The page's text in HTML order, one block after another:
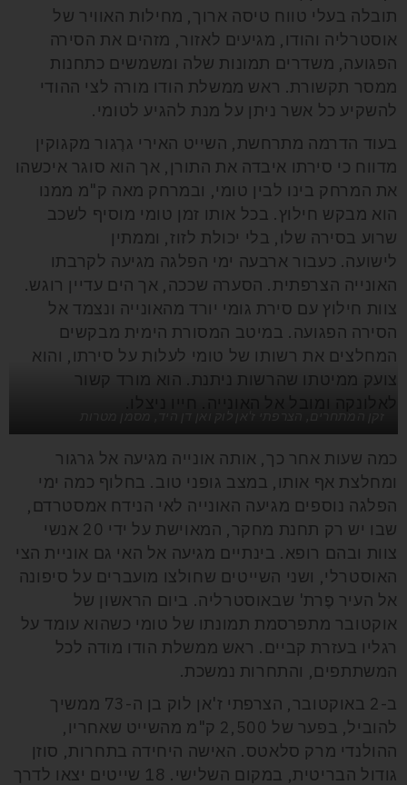
תובלה בעלי טווח טיסה ארוך, מחילות האוויר של
אוסטרליה והודו, מגיעים לאזור, מזהים את הסירה
הפגועה, משדרים תמונות שלה ומשמשים כתחנות
ממסר תקשורת. ראש ממשלת הודו מורה לצי ההודי
להשקיע כל אשר ניתן על מנת להגיע לטומי.
בעוד הדרמה מתרחשת, השייט האירי גרֶגור מקגוקין
מדווח כי סירתו איבדה את התורן, אך הוא סוגר איכשהו
את המרחק בינו לבין טומי, ובמרחק מאה ק"מ ממנו
הוא מבקש חילוץ. בכל אותו זמן טומי מוסיף לשכב
שרוע בסירה שלו, בלי יכולת לזוז, וממתין
לישועה. כעבור ארבעה ימי הפלגה מגיעה לקרבתו
האונייה הצרפתית. הסערה שככה, אך הים עדיין רוגש.
צוות חילוץ עם סירת גומי יורד מהאונייה ונצמד אל
הסירה הפגועה. במיטב המסורת הימית מבקשים
המחלצים את רשותו של טומי לעלות על סירתו, והוא
צועק ממיטתו שהרשות ניתנת. הוא מורד קשור
זקן המתחרים, הצרפתי ז'אן לוק ואן דן היד, מסמן מטרות
כמה שעות אחר כך, אותה אונייה מגיעה אל גרגור
ומחלצת אף אותו, במצב גופני טוב. בחלוף כמה ימי
הפלגה נוספים מגיעה האונייה לאי הנידח אמסטרדם,
שבו יש רק תחנת מחקר, המאוישת על ידי 20 אנשי
צוות ובהם רופא. בינתיים מגיעה אל האי גם אוניית הצי
האוסטרלי, ושני השייטים שחולצו מועברים על סיפונה
אל העיר פֶרת' שבאוסטרליה. ביום הראשון של
אוקטובר מתפרסמת תמונתו של טומי כשהוא עומד על
רגליו בעזרת קביים. ראש ממשלת הודו מודה לכל
המשתתפים, והתחרות נמשכת.
ב-2 באוקטובר, הצרפתי
ז'אן לוק בן ה-73 ממשיך
להוביל, בפער של 2,500 ק"מ מהשייט שאחריו,
ההולנדי מרק סלאטס. האישה היחידה בתחרות, סוזן
גודול הבריטית, במקום השלישי. 18 שייטים יצאו לדרך